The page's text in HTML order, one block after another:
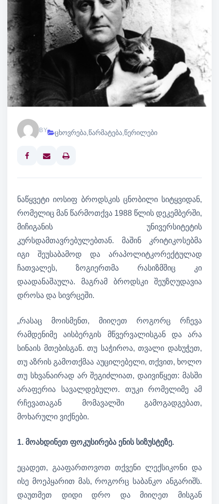
BY ცხოვრება წარმატება წერილები
Print
ნაწყვეტი იოსიფ ბროდსკის ცნობილი სიტყვიდან,
რომელიც მან წარმოთქვა 1988 წლის დეკემბერში,
მიჩიგანის უნივერსიტეტის
კურსდამთავრებულებთან. მაშინ კრიტიკოსებმა
იგი შეუსაბამოდ და არაპოლიტკორექტულად
ჩათვალეს, ზოგიერთმა რასიზმშიც კი
დაადანაშაულა. მაგრამ ბროდსკი შეუზღუდავია
დროსა და სივრცეში.
„რასაც მოისმენთ, მიიღეთ როგორც რჩევა
რამდენიმე აისბერგის მწვერვალისგან და არა
სინაის მთებისგან. თუ საჭიროა, თვალი დახუჭეთ,
თუ აზრის გამოთქმაა აუცილებელი, თქვით, ხოლო
თუ სხვანაირად არ შეგიძლიათ, დაივიწყეთ: მასში
არაფერია სავალდებულო. თუკი რომელიმე ამ
რჩევათაგან მომავალში გამოგადგებათ,
მოხარული ვიქნები.
1. მოახდინეთ ფოკუსირება ენის სიზუსტეზე.
ეცადეთ, გააფართოვოთ თქვენი ლექსიკონი და
ისე მოეპყარით მას, როგორც საბანკო ანგარიშს.
დაუთმეთ დიდი დრო და მიიღეთ მისგან